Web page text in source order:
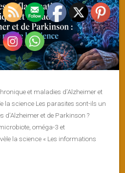
et maladies d’Alzheimer et
la science Les parasites sont-ils un
et de Parkinson ?
oméga-3 et
la science « Les informations